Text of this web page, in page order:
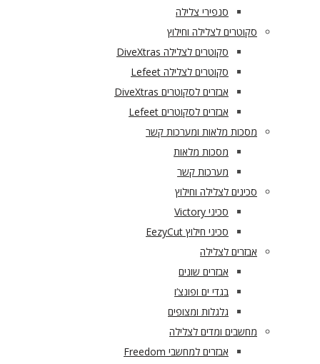
סנפירי צלילה
סקוטרים לצלילה וחילוץ
סקוטרים לצלילה DiveXtras
סקוטרים לצלילה Lefeet
אבזרים לסקוטרים DiveXtras
אבזרים לסקוטרים Lefeet
מסכות מלאות ומערכות קשר
מסכות מלאות
מערכות קשר
סכינים לצלילה וחילוץ
סכיני Victory
סכיני חילוץ EezyCut
אבזרים לצלילה
אבזרים שונים
בגדי ים ופונצ’ו
גלגלות ומצופים
מחשבים ומדים לצלילה
אבזרים למחשבי Freedom